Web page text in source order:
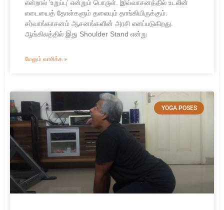
என்றால் ‘உறுப்பு’ என்றும் பொருள். இவ்வாசனத்தில் உடலின்
எடையைத் தோள்களும் தலையும் தாங்கியிருக்கும்.
சர்வாங்காசனம் ஆசனங்களின் அரசி எனப்படுகிறது.
ஆங்கிலத்தில் இது Shoulder Stand என்று
மேலும் வாசிக்க »
YOGA POSES